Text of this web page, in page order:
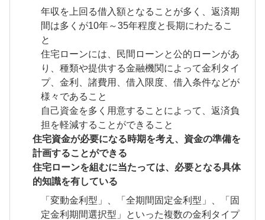
年収を上回る借入額となることが多く、返済期
間は多くが10年～35年程度と長期にわたるこ
と
住宅ローンには、民間ローンと公的ローンがあ
り、種類や提供する金融機関によって金利タイ
プ、金利、諸費用、借入限度、借入条件などが
様々であること
自己資金を多く用意することによって、返済負
担を軽減することができること
住宅資金が必要になる時期を考え、資金の準備を
計画することができる
住宅ローンを組むに当たっては、必要となる具体
的知識を有している
「変動金利型」、「全期間固定金利型」、「固
定金利期間選択型」といった複数の金利タイプ